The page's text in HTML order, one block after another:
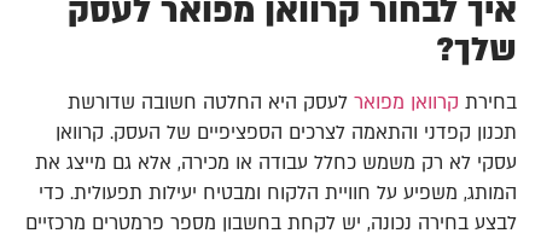
איך לבחור קרוואן מפואר לעסק
שלך?
בחירת קרוואן מפואר לעסק היא החלטה חשובה שדורשת
תכנון קפדני והתאמה לצרכים הספציפיים של העסק. קרוואן
עסקי לא רק משמש כחלל עבודה או מכירה, אלא גם מייצג את
המותג, משפיע על חוויית הלקוח ומבטיח יעילות תפעולית. כדי
לבצע בחירה נכונה, יש לקחת בחשבון מספר פרמטרים מרכזיים